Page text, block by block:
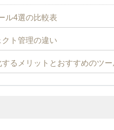
ル4選の比較表
ト管理の違い
るメリットとおすすめのツ